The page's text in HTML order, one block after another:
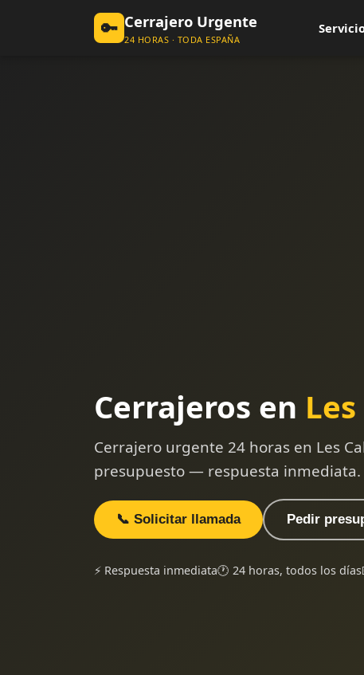
🔑 Cerrajero Urgente
24 HORAS · TODA ESPAÑA
Cerrajeros en
Cerrajero urgente 24 horas en Les
presupuesto — respuesta inmediata.
📞 Solicitar llamada Pedir
⚡ Respuesta inmediata🕐 24 horas, todos los días